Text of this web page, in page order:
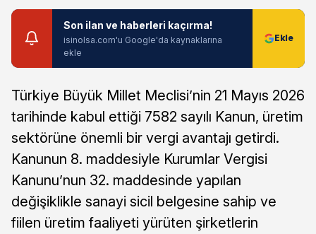
Son ilan ve haberleri kaçırma!
isinolsa.com'u Google'da kaynaklarına
ekle
Türkiye Büyük Millet Meclisi’nin 21 Mayıs 2026
tarihinde kabul ettiği 7582 sayılı Kanun, üretim
sektörüne önemli bir vergi avantajı getirdi.
Kanunun 8. maddesiyle Kurumlar Vergisi
Kanunu’nun 32. maddesinde yapılan
değişiklikle sanayi sicil belgesine sahip ve
fiilen üretim faaliyeti yürüten şirketlerin